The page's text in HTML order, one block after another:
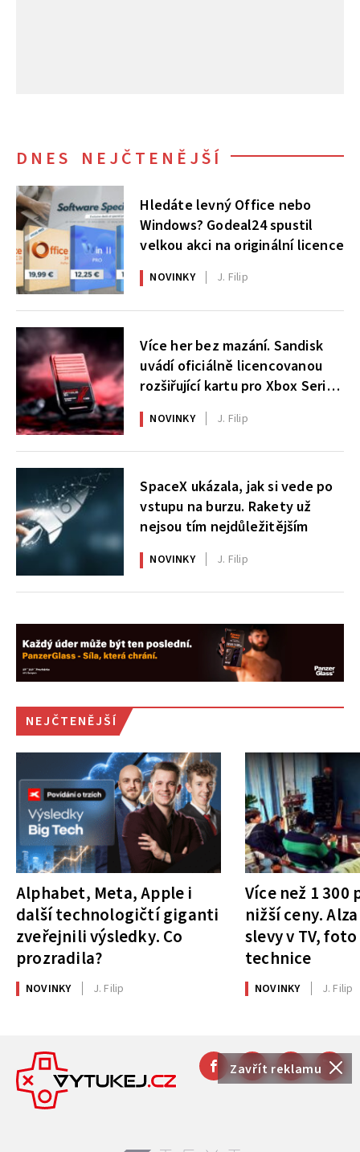
Zavřít reklamu
DNES NEJČTENĚJŠÍ
Hledáte levný Office nebo
Windows? Godeal24 spustil
velkou akci na originální licence
NOVINKY J. Filip
Více her bez mazání. Sandisk
uvádí oficiálně licencovanou
rozšiřující kartu pro Xbox Series
X|S
NOVINKY J. Filip
SpaceX ukázala, jak si vede po
vstupu na burzu. Rakety už
nejsou tím nejdůležitějším
NOVINKY J. Filip
NEJČTENĚJŠÍ
Alphabet, Meta, Apple i
další technologičtí giganti
zveřejnili výsledky. Co
prozradila?
NOVINKY J. Filip
Více než 1
nižší ceny.
slevy v TV,
technice
NOVINKY J. Filip